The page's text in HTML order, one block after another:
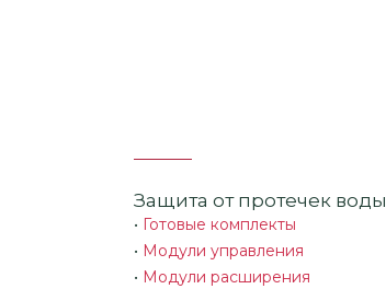
Защита от протечек воды
• Готовые комплекты
• Модули управления
• Модули расширения